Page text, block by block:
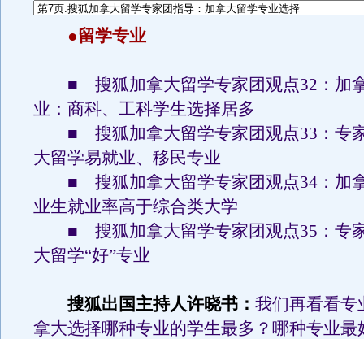
●留学专业
■ 搜狐加拿大留学专家团观点32：加
业：商科、工科学生选择居多
■ 搜狐加拿大留学专家团观点33：专
大留学易就业、移民专业
■ 搜狐加拿大留学专家团观点34：加
业生就业率高于综合类大学
■ 搜狐加拿大留学专家团观点35：专
大留学“好”专业
搜狐出国主持人许晓书： 我们再看看专
拿大选择哪种专业的学生最多？哪种专业最